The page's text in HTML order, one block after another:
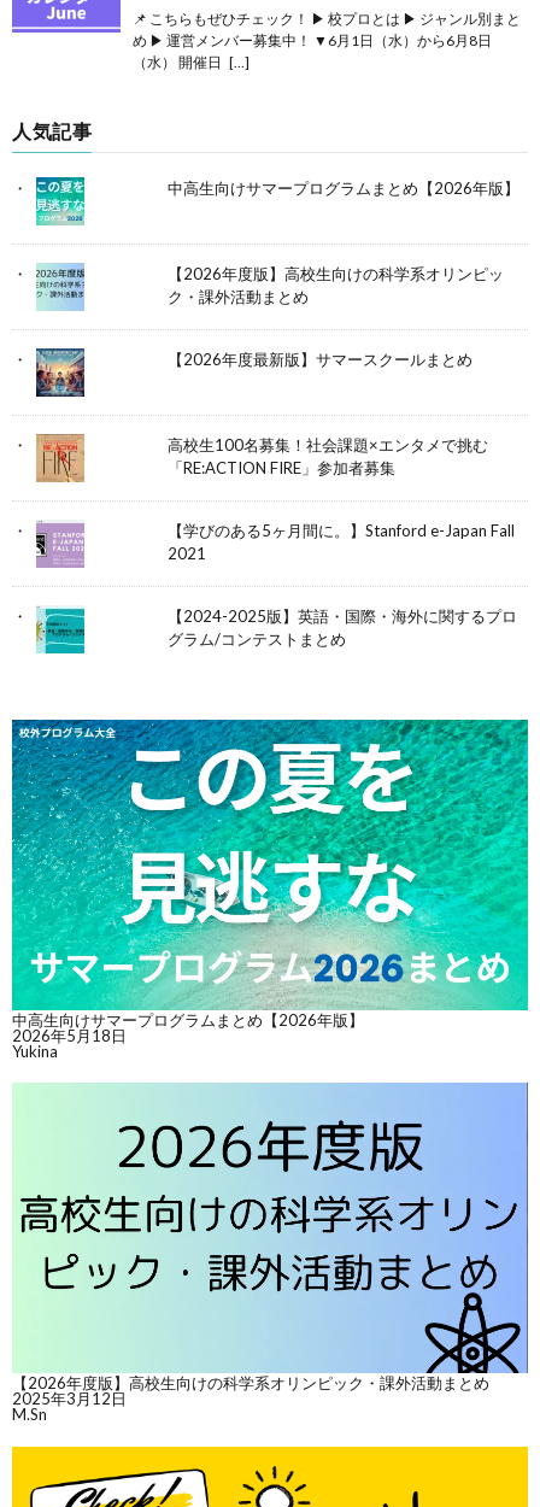
📌 こちらもぜひチェック！ ▶ 校プロとは ▶ ジャンル別まと
め ▶ 運営メンバー募集中！ ▼6月1日（水）から6月8日
（水） 開催日 […]
人気記事
中高生向けサマープログラムまとめ【2026年版】
【2026年度版】高校生向けの科学系オリンピッ
ク・課外活動まとめ
【2026年度最新版】サマースクールまとめ
高校生100名募集！社会課題×エンタメで挑む
「RE:ACTION FIRE」参加者募集
【学びのある5ヶ月間に。】Stanford e-Japan Fall
2021
【2024-2025版】英語・国際・海外に関するプロ
グラム/コンテストまとめ
中高生向けサマープログラムまとめ【2026年版】
2026年5月18日
Yukina
【2026年度版】高校生向けの科学系オリンピック・課外活動まとめ
2025年3月12日
M.Sn